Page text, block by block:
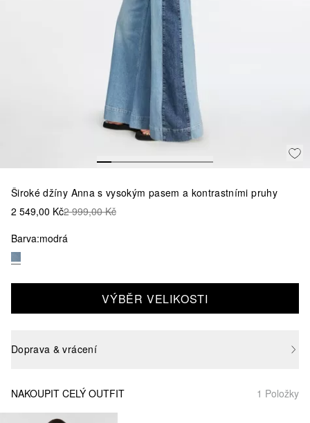
Široké džíny Anna s vysokým pasem a kontrastními pruhy
2 549,00 Kč2 999,00 Kč
Barva:modrá
VÝBĚR VELIKOSTI
Doprava & vrácení
NAKOUPIT CELÝ OUTFIT 1 Položky